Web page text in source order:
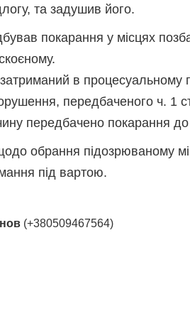
та задушив його.
покарання у місцях
в процесуальному
передбаченого ч. 1
передбачено покарання
обрання підозрюваному
під вартою.
(+380509467564)